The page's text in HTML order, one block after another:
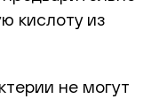
кислоту из
не могут